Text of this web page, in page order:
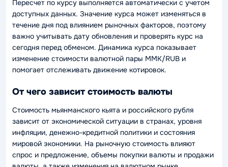
Пересчет по курсу выполняется автоматически с учетом
доступных данных. Значение курса может изменяться в
течение дня под влиянием рыночных факторов, поэтому
важно учитывать дату обновления и проверять курс на
сегодня перед обменом. Динамика курса показывает
изменение стоимости валютной пары MMK/RUB и
помогает отслеживать движение котировок.
От чего зависит стоимость валюты
Стоимость мьянманского кьята и российского рубля
зависит от экономической ситуации в странах, уровня
инфляции, денежно-кредитной политики и состояния
мировой экономики. На рыночную стоимость влияют
спрос и предложение, объемы покупки валюты и продажи